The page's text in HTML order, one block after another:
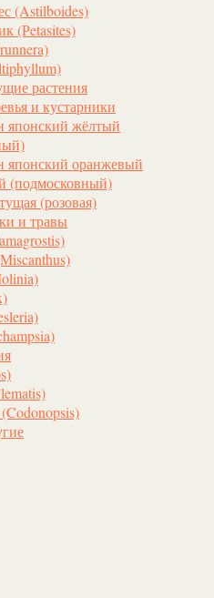
(Astilboides)
(Рetasites)
растения
и кустарники
японский жёлтый
японский оранжевый
(подмосковный)
(розовая)
и травы